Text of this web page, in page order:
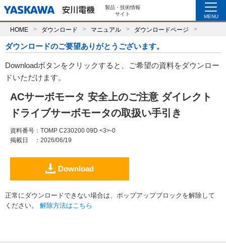
製品・技術情報
サイト
MENU
HOME ダウンロード マニュアル ダウンロードページ
ダウンロードのご要望ありがとうございます。
Downloadボタンをクリックすると、ご希望の資料をダウンロー
ドいただけます。
ACサーボモータ 安全上のご注意 ダイレクト
ドライブサーボモータの取扱い手引き
資料番号 ：TOMP C230200 09D <3>-0
掲載日
：2026/06/19
Download
正常にダウンロードできない場合は、ポップアップブロックを解除して
ください。 解除方法はこちら